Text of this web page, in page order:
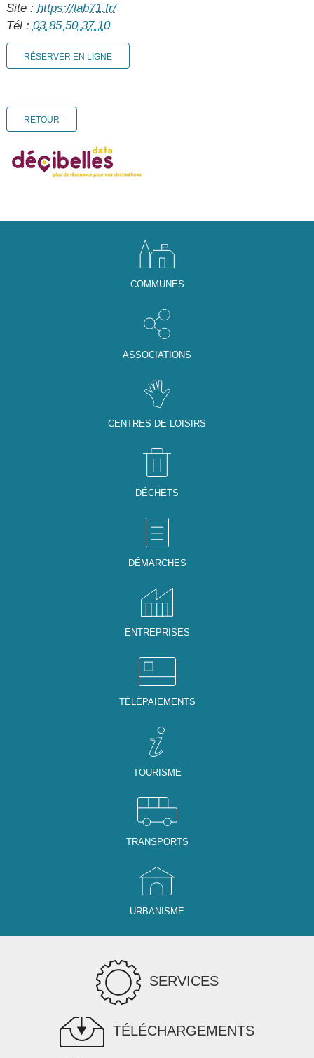
Site : https://lab71.fr/
Tél : 03 85 50 37 10
RÉSERVER EN LIGNE
RETOUR
COMMUNES
ASSOCIATIONS
CENTRES DE LOISIRS
DÉCHETS
DÉMARCHES
ENTREPRISES
TÉLÉPAIEMENTS
TOURISME
TRANSPORTS
URBANISME
SERVICES
TÉLÉCHARGEMENTS